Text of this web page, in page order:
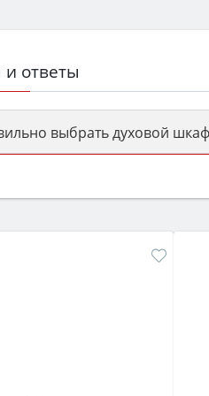
ответы
выбрать духовой
энергопотребления не